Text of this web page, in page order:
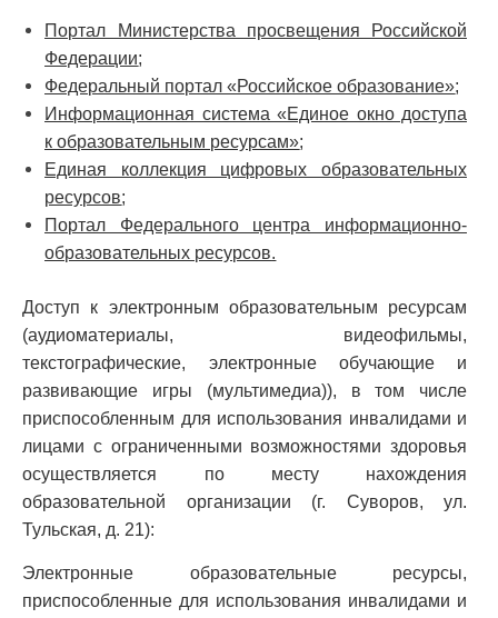
Портал Министерства просвещения Российской
Федерации;
Федеральный портал «Российское образование»;
Информационная система «Единое окно доступа
к образовательным ресурсам»;
Единая коллекция цифровых образовательных
ресурсов;
Портал Федерального центра информационно-
образовательных ресурсов.
Доступ к электронным образовательным ресурсам
(аудиоматериалы, видеофильмы,
текстографические, электронные обучающие и
развивающие игры (мультимедиа)), в том числе
приспособленным для использования инвалидами и
лицами с ограниченными возможностями здоровья
осуществляется по месту нахождения
образовательной организации (г. Суворов, ул.
Тульская, д. 21):
Электронные образовательные ресурсы,
приспособленные для использования инвалидами и